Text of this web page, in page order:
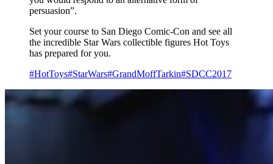
persuasion”.
Set your course to San Diego Comic-Con and see all
the incredible Star Wars collectible figures Hot Toys
has prepared for you.
#HotToys#StarWars#GrandMoffTarkin#SDCC2017